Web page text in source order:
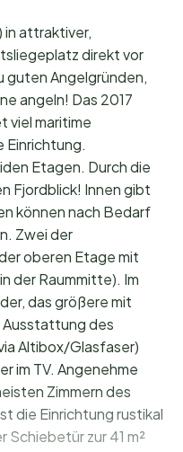
in attraktiver,
direkt vor
guten Angelgründen,
angeln! Das 2017
viel maritime
Einrichtung.
Etagen. Durch die
Fjordblick! Innen gibt
können nach Bedarf
Zwei der
oberen Etage mit
der Raummitte). Im
das größere mit
des
Altibox/Glasfaser)
im TV. Angenehme
Zimmern des
die Einrichtung rustikal
zur 41 m²